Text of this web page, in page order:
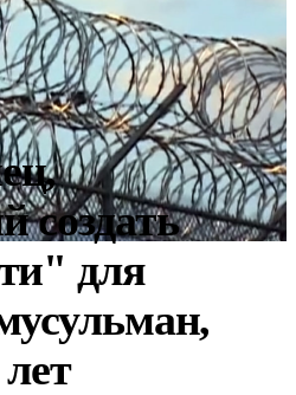
создать
для